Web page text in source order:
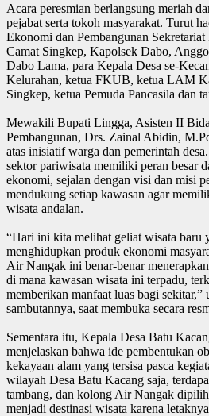
Acara peresmian berlangsung meriah
pejabat serta tokoh masyarakat. Turut
Ekonomi dan Pembangunan
Camat Singkep, Kapolsek Dabo,
Dabo Lama, para Kepala Desa se-
Kelurahan, ketua FKUB, ketua LAM
Singkep, ketua Pemuda Pancasila dan
Mewakili Bupati Lingga, Asisten II
Pembangunan, Drs. Zainal Abidin,
atas inisiatif warga dan pemerintah
sektor pariwisata memiliki peran besar
ekonomi, sejalan dengan visi dan misi
mendukung setiap kawasan agar
wisata andalan.
“Hari ini kita melihat geliat wisata baru
menghidupkan produk ekonomi
Air Nangak ini benar-benar
di mana kawasan wisata ini terpadu,
memberikan manfaat luas bagi
sambutannya, saat membuka secara
Sementara itu, Kepala Desa Batu
menjelaskan bahwa ide pembentukan
kekayaan alam yang tersisa pasca
wilayah Desa Batu Kacang saja,
tambang, dan kolong Air Nangak
menjadi destinasi wisata karena